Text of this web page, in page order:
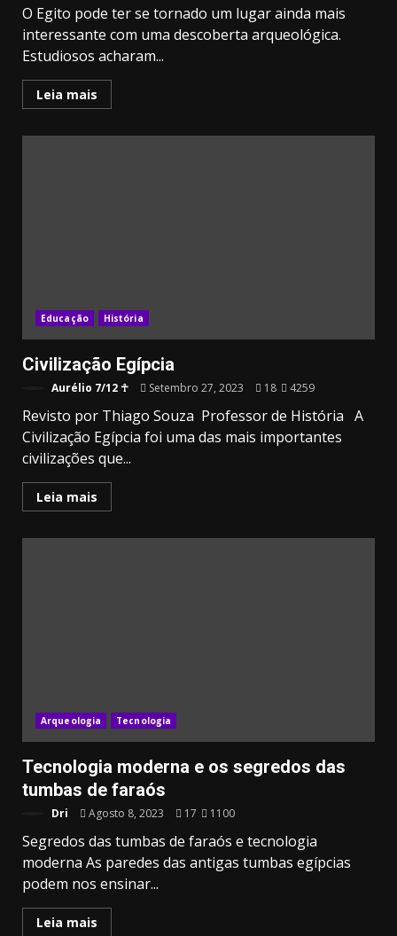
O Egito pode ter se tornado um lugar ainda mais
interessante com uma descoberta arqueológica.
Estudiosos acharam...
Leia mais
Educação História
Civilização Egípcia
Aurélio 7/12 ☥ Setembro 27, 2023 18 4259
Revisto por Thiago Souza Professor de História A
Civilização Egípcia foi uma das mais importantes
civilizações que...
Leia mais
Arqueologia Tecnologia
Tecnologia moderna e os segredos das
tumbas de faraós
Dri Agosto 8, 2023 17 1100
Segredos das tumbas de faraós e tecnologia
moderna As paredes das antigas tumbas egípcias
podem nos ensinar...
Leia mais